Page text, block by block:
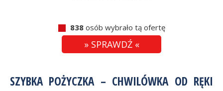
838osób wybrało tą ofertę
» SPRAWDŹ «
SZYBKA POŻYCZKA – CHWILÓWKA OD RĘKI